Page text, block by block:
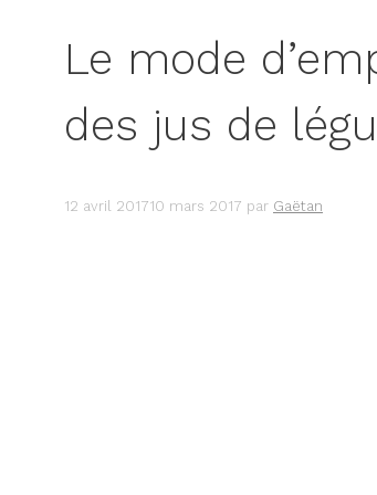
Le mode
des jus de
12 avril 201710 mars 2017 par Gaëtan